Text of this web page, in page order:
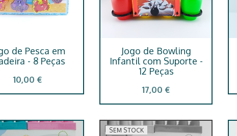
de Pesca em
- 8 Peças
10,00 €
Jogo de Bowling
Infantil com Suporte -
12 Peças
17,00 €
SEM STOCK